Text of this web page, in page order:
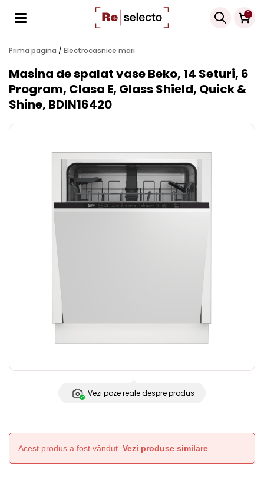
0
Products
search
Prima pagina / Electrocasnice mari
Masina de spalat vase Beko, 14 Seturi, 6
Program, Clasa E, Glass Shield, Quick &
Shine, BDIN16420
Vezi poze reale despre produs
Acest produs a fost vândut. Vezi produse similare